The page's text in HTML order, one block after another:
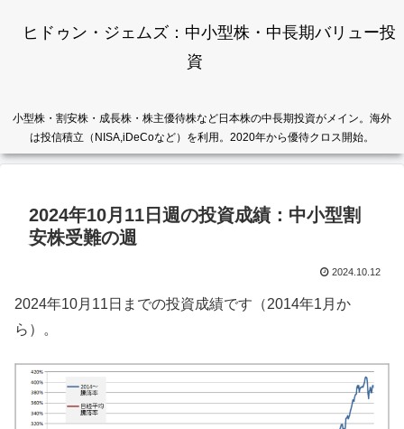
ヒドゥン・ジェムズ：中小型株・中長期バリュー投
資
小型株・割安株・成長株・株主優待株など日本株の中長期投資がメイン。海外
は投信積立（NISA,iDeCoなど）を利用。2020年から優待クロス開始。
2024年10月11日週の投資成績：中小型割
安株受難の週
2024.10.12
2024年10月11日までの投資成績です（2014年1月か
ら）。